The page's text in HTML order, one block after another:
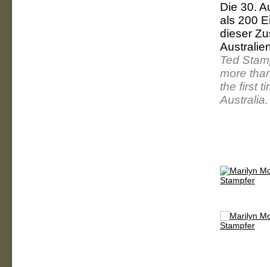
Die 30.
als 200
dieser
Ted
more
the first
Australia.